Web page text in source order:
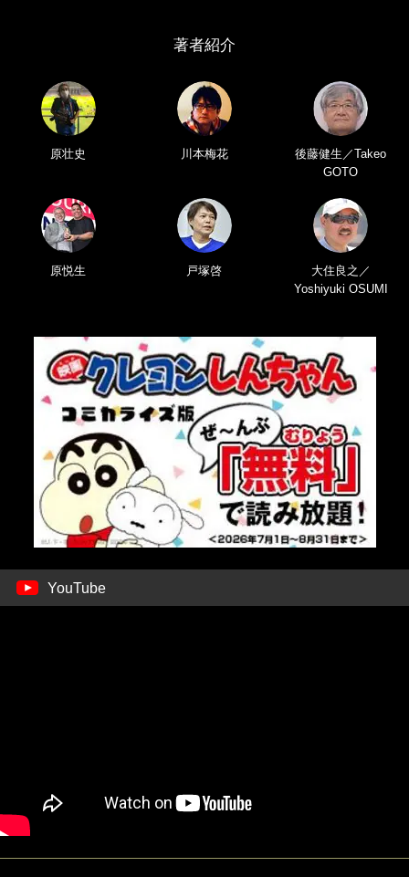
著者紹介
原壮史 川本梅花
後藤健生／Takeo
GOTO
原悦生 戸塚啓
大住良之／
Yoshiyuki OSUMI
YouTube